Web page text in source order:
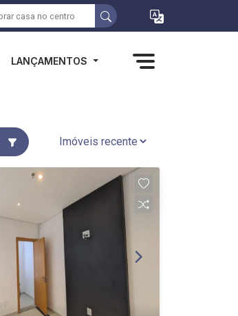
LANÇAMENTOS